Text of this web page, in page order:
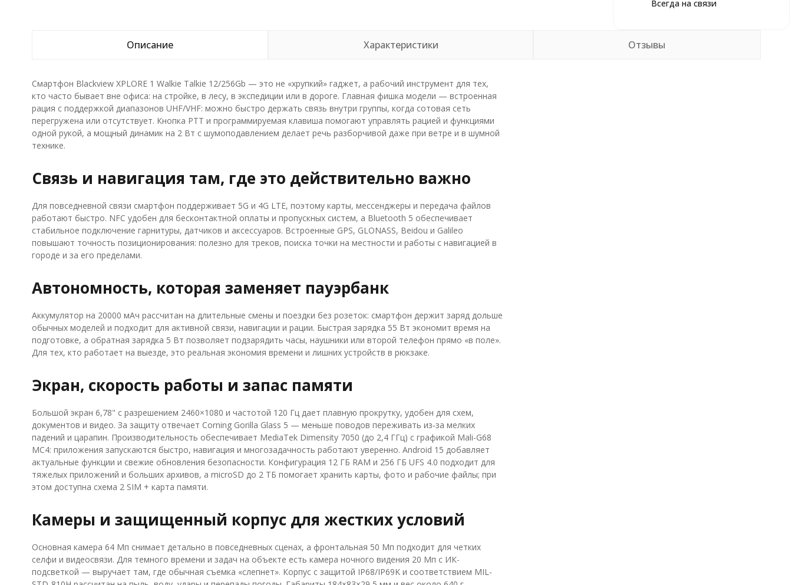
Всегда на связи
Описание Характеристики Отзывы
Смартфон Blackview XPLORE 1 Walkie Talkie 12/256Gb — это не «хрупкий» гаджет, а рабочий инструмент для тех,
кто часто бывает вне офиса: на стройке, в лесу, в экспедиции или в дороге. Главная фишка модели — встроенная
рация с поддержкой диапазонов UHF/VHF: можно быстро держать связь внутри группы, когда сотовая сеть
перегружена или отсутствует. Кнопка PTT и программируемая клавиша помогают управлять рацией и функциями
одной рукой, а мощный динамик на 2 Вт с шумоподавлением делает речь разборчивой даже при ветре и в шумной
технике.
Связь и навигация там, где это действительно важно
Для повседневной связи смартфон поддерживает 5G и 4G LTE, поэтому карты, мессенджеры и передача файлов
работают быстро. NFC удобен для бесконтактной оплаты и пропускных систем, а Bluetooth 5 обеспечивает
стабильное подключение гарнитуры, датчиков и аксессуаров. Встроенные GPS, GLONASS, Beidou и Galileo
повышают точность позиционирования: полезно для треков, поиска точки на местности и работы с навигацией в
городе и за его пределами.
Автономность, которая заменяет пауэрбанк
Аккумулятор на 20000 мАч рассчитан на длительные смены и поездки без розеток: смартфон держит заряд дольше
обычных моделей и подходит для активной связи, навигации и рации. Быстрая зарядка 55 Вт экономит время на
подготовке, а обратная зарядка 5 Вт позволяет подзарядить часы, наушники или второй телефон прямо «в поле».
Для тех, кто работает на выезде, это реальная экономия времени и лишних устройств в рюкзаке.
Экран, скорость работы и запас памяти
Большой экран 6,78" с разрешением 2460×1080 и частотой 120 Гц дает плавную прокрутку, удобен для схем,
документов и видео. За защиту отвечает Corning Gorilla Glass 5 — меньше поводов переживать из‑за мелких
падений и царапин. Производительность обеспечивает MediaTek Dimensity 7050 (до 2,4 ГГц) с графикой Mali-G68
MC4: приложения запускаются быстро, навигация и многозадачность работают уверенно. Android 15 добавляет
актуальные функции и свежие обновления безопасности. Конфигурация 12 ГБ RAM и 256 ГБ UFS 4.0 подходит для
тяжелых приложений и больших архивов, а microSD до 2 ТБ помогает хранить карты, фото и рабочие файлы; при
этом доступна схема 2 SIM + карта памяти.
Камеры и защищенный корпус для жестких условий
Основная камера 64 Мп снимает детально в повседневных сценах, а фронтальная 50 Мп подходит для четких
селфи и видеосвязи. Для темного времени и задач на объекте есть камера ночного видения 20 Мп с ИК-
подсветкой — выручает там, где обычная съемка «слепнет». Корпус с защитой IP68/IP69K и соответствием MIL-